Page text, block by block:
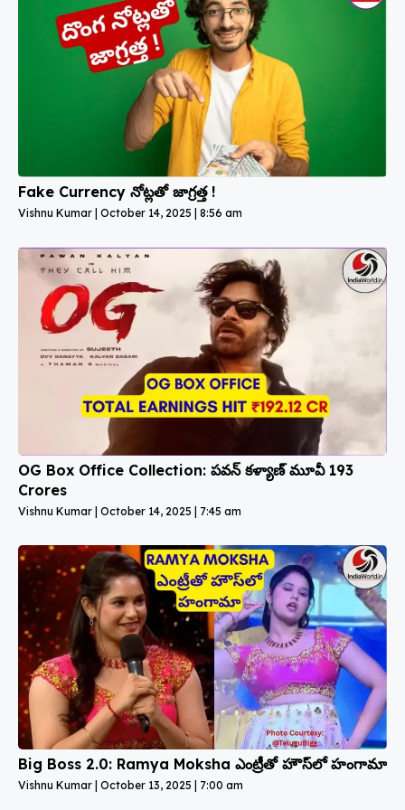
Fake Currency నోట్లతో జాగ్రత్త !
Vishnu Kumar October 14, 2025 8:56 am
OG Box Office Collection: పవన్ కళ్యాణ్ మూవీ ₹193
Crores
Vishnu Kumar October 14, 2025 7:45 am
Big Boss 2.0: Ramya Moksha ఎంట్రీతో హౌస్‌లో హంగామా
Vishnu Kumar October 13, 2025 7:00 am